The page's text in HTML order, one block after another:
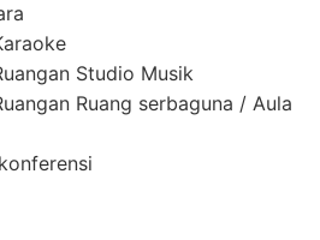
Studio Musik
Ruang serbaguna / Aula